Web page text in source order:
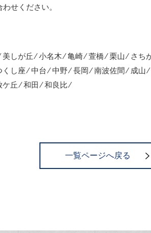
せください。
美しが丘 ⁄ 小名木 ⁄ 亀崎 ⁄ 萱橋 ⁄ 栗山 ⁄ さ
し座 ⁄ 中台 ⁄ 中野 ⁄ 長岡 ⁄ 南波佐間 ⁄ 成
丘 ⁄ 和田 ⁄ 和良比 ⁄
一覧ページへ戻る